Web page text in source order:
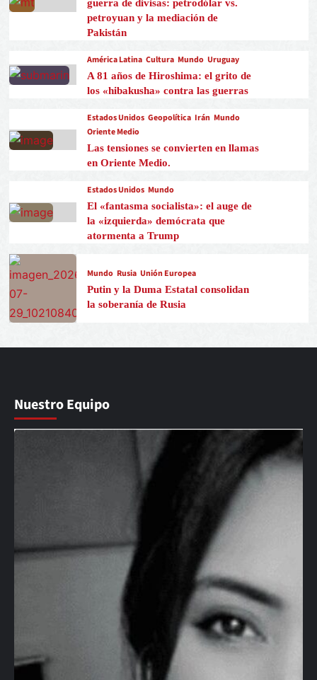
guerra de divisas: petrodólar vs.
petroyuan y la mediación de
Pakistán
América Latina Cultura Mundo Uruguay
A 81 años de Hiroshima: el grito de
los «hibakusha» contra las guerras
Estados Unidos Geopolítica Irán Mundo
Oriente Medio
Las tensiones se convierten en llamas
en Oriente Medio.
Estados Unidos Mundo
El «fantasma socialista»: el auge de
la «izquierda» demócrata que
atormenta a Trump
Mundo Rusia Unión Europea
Putin y la Duma Estatal consolidan
la soberanía de Rusia
Nuestro Equipo